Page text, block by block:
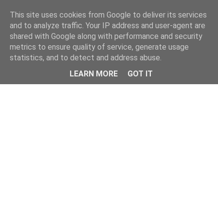
Menu
This site uses cookies from Google to deliver its services
and to analyze traffic. Your IP address and user-agent are
shared with Google along with performance and security
metrics to ensure quality of service, generate usage
statistics, and to detect and address abuse.
LEARN MORE
GOT IT